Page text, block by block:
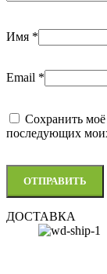
Имя *
Email *
Сохранить моё
последующих
ДОСТАВКА